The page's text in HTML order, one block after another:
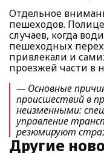
Отдельное
пешеходов.
случаев, когда
пешеходных
привлекали и
проезжей части в
— Основные
происшествий в
неизменными:
управление
резюмируют
Другие